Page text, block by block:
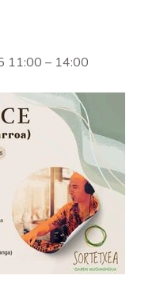
11:00 – 14:00